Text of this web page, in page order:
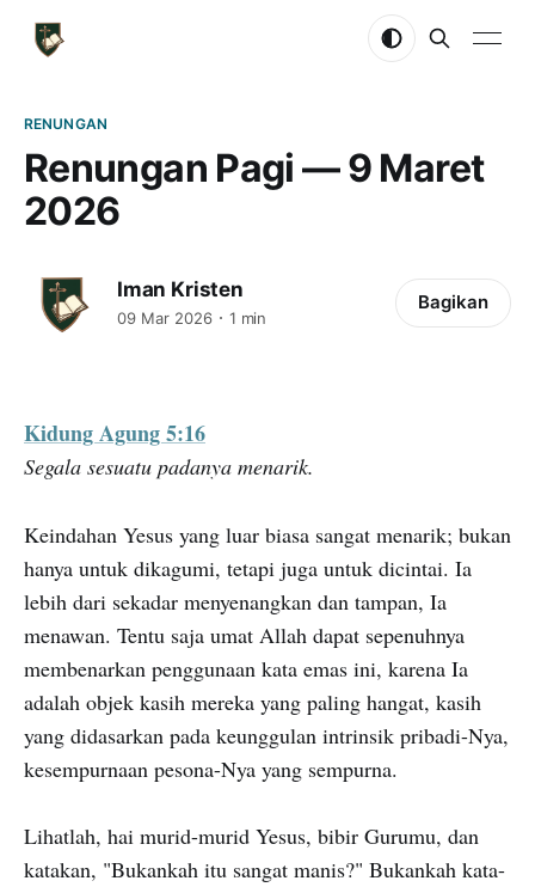
RENUNGAN
Renungan Pagi — 9 Maret
2026
Iman Kristen
09 Mar 2026 1 min
Bagikan
Kidung Agung 5:16
Segala sesuatu padanya menarik.
Keindahan Yesus yang luar biasa sangat menarik; bukan
hanya untuk dikagumi, tetapi juga untuk dicintai. Ia
lebih dari sekadar menyenangkan dan tampan, Ia
menawan. Tentu saja umat Allah dapat sepenuhnya
membenarkan penggunaan kata emas ini, karena Ia
adalah objek kasih mereka yang paling hangat, kasih
yang didasarkan pada keunggulan intrinsik pribadi-Nya,
kesempurnaan pesona-Nya yang sempurna.
Lihatlah, hai murid-murid Yesus, bibir Gurumu, dan
katakan, "Bukankah itu sangat manis?" Bukankah kata-